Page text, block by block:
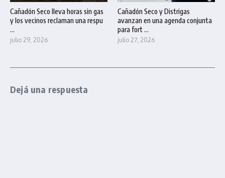
Cañadón Seco lleva horas sin gas
y los vecinos reclaman una respu
...
julio 29, 2026
Cañadón Seco y Distrigas
avanzan en una agenda conjunta
para fort ...
julio 27, 2026
Dejá una respuesta